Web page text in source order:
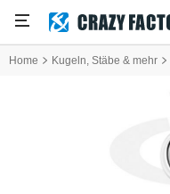
Home Kugeln, Stäbe & mehr